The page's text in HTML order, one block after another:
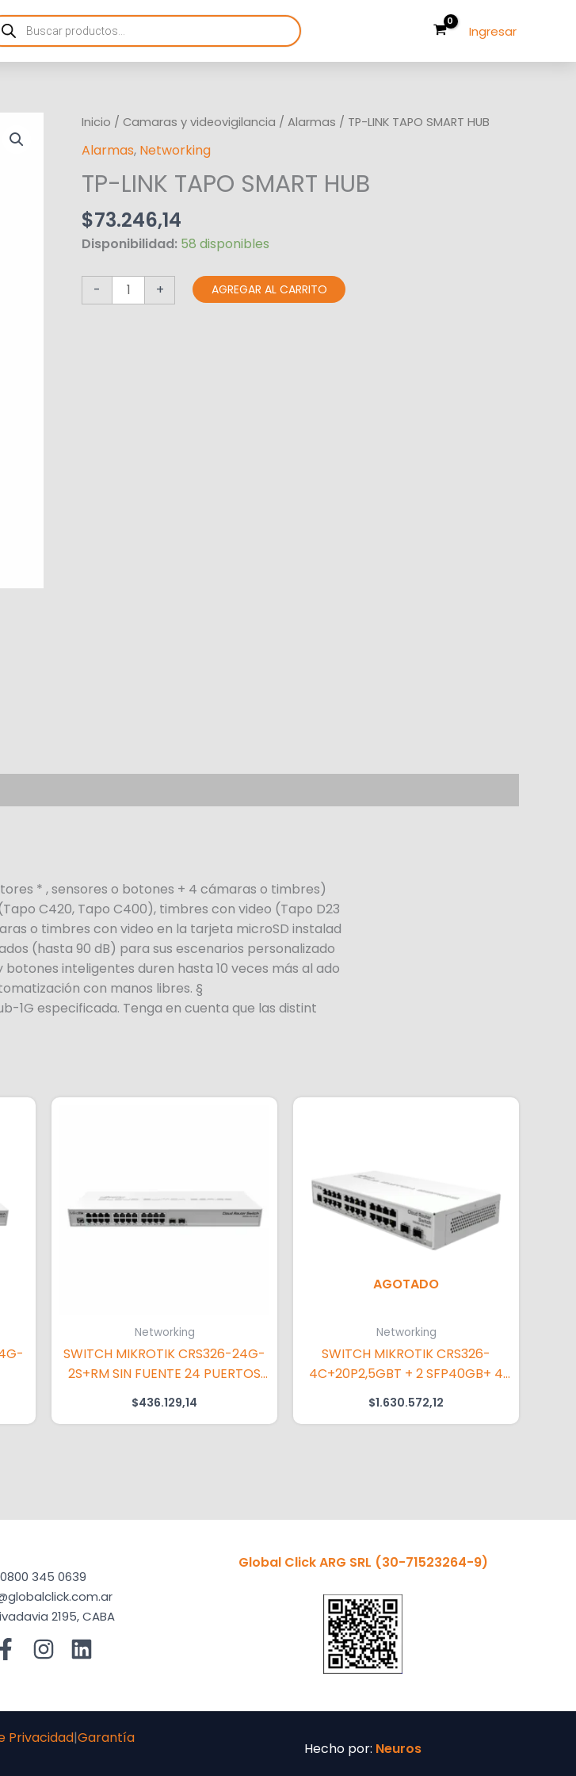
Ingresar
Inicio / Camaras y videovigilancia / Alarmas / TP-LINK TAPO SMART HUB
Alarmas, Networking
TP-LINK TAPO SMART HUB
$73.246,14
Disponibilidad: 58 disponibles
-
TP-
LINK
SMART
cantidad
+ AGREGAR AL CARRITO
* , sensores o botones + 4 cámaras o timbres)
C420, Tapo C400), timbres con video (Tapo D23
o timbres con video en la tarjeta microSD instalad
(hasta 90 dB) para sus escenarios personalizado
inteligentes duren hasta 10 veces más al ado
con manos libres. §
1G especificada. Tenga en cuenta que las distint
Networking
SWITCH MIKROTIK CRS326-24G-
2S+RM SIN FUENTE 24 PUERTOS
GIGA + 2SFP 1GB PARA RACK
$436.129,14
AGOTADO
Networking
SWITCH MIKROTIK CRS326-
4C+20P2,5GBT + 2 SFP40GB+ 4
PORT 2,5GB 2 ETHERT 2 SFP
$1.630.572,12
0800 345 0639
2195, CABA
Global Click ARG SRL (30-71523264-9)
Privacidad|Garantía
Hecho por: Neuros